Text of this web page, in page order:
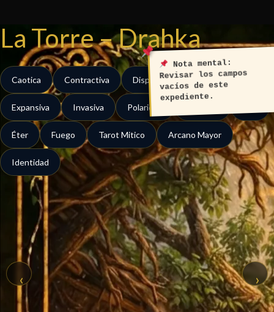
contenido
‹ ›
La Torre – Drahka
Caotica Contractiva Dispersa Disruptiva
Expansiva Invasiva Polaridad
Éter Fuego Tarot Mitico Arcano Mayor
Identidad
Nota mental:
Revisar los campos
vacíos de este
expediente.